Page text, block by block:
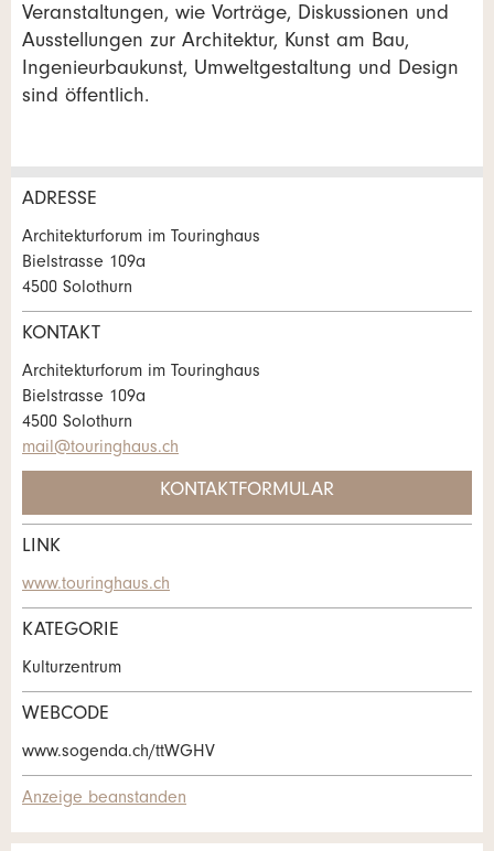
Veranstaltungen, wie Vorträge, Diskussionen und
Ausstellungen zur Architektur, Kunst am Bau,
Ingenieurbaukunst, Umweltgestaltung und Design
sind öffentlich.
Anzeige beanstanden
Ihr Feedback wird sehr geschätzt!
Allgemeines Feedback
Anzeige nicht mehr gültig
Anzeige unvollständig
Nachricht
* Eingabe erforderlich
Anzeige weiterempfehlen
Empfehlen Sie diese Anzeige an Freunde weiter.
* Eingabe erforderlich
Schliessen
ADRESSE
Architekturforum im Touringhaus
Bielstrasse 109a
4500 Solothurn
KONTAKT
Architekturforum im Touringhaus
Bielstrasse 109a
4500 Solothurn
mail@touringhaus.ch
KONTAKTFORMULAR
Kontakt
Verfassen Sie eine Nachricht für die
Kontaktpersonen dieser Anzeige.
LINK
www.touringhaus.ch
KATEGORIE
Kulturzentrum
WEBCODE
www.sogenda.ch/ttWGHV
Anzeige beanstanden